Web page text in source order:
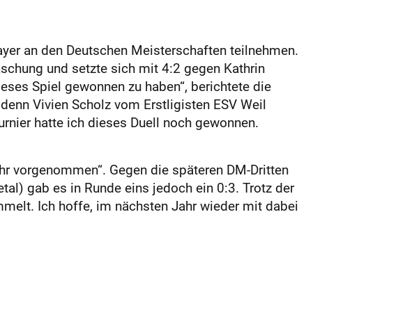
an den Deutschen Meisterschaften teilnehmen.
und setzte sich mit 4:2 gegen Kathrin
Spiel gewonnen zu haben“, berichtete die
Vivien Scholz vom Erstligisten ESV Weil
hatte ich dieses Duell noch gewonnen.
Gegen die späteren DM-Dritten
gab es in Runde eins jedoch ein 0:3. Trotz der
Ich hoffe, im nächsten Jahr wieder mit dabei